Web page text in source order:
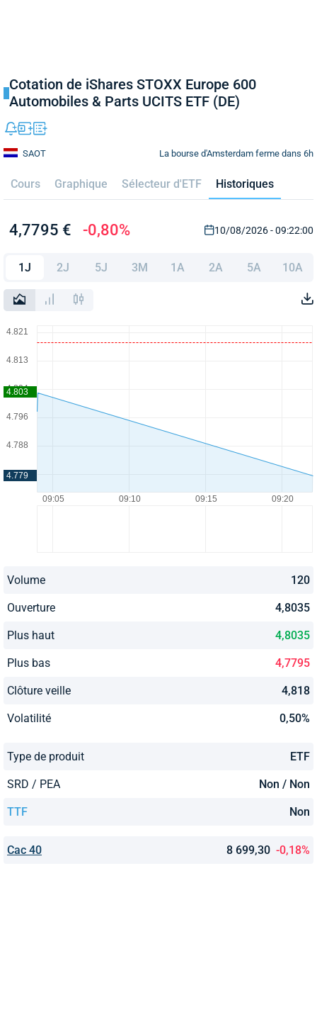
Cotation de iShares STOXX Europe 600
Automobiles & Parts UCITS ETF (DE)
La bourse d'Amsterdam ferme dans 6h
SAOT
Cours Graphique Sélecteur d'ETF Historiques
4,7795 € -0,80% 10/08/2026 - 09:22:00
1J 2J 5J 3M 1A 2A 5A 10A
Volume 120
Ouverture 4,8035
Plus haut 4,8035
Plus bas 4,7795
Clôture veille 4,818
Volatilité 0,50%
Type de produit ETF
SRD / PEA Non / Non
TTF Non
Cac 40 8 699,30 -0,18%